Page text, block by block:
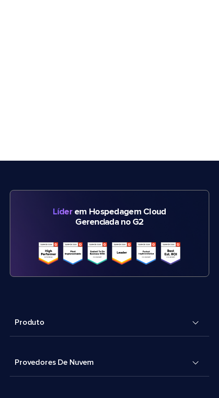
Líderem Hospedagem Cloud
Gerenciada no G2
Produto
Provedores De Nuvem